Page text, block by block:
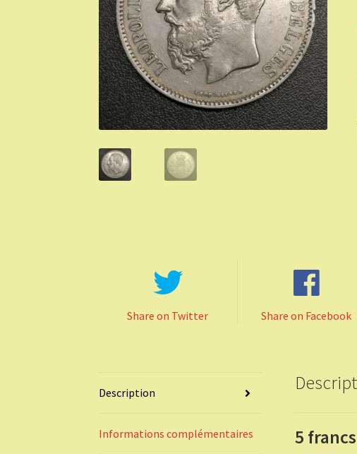
Share on Twitter Share on Facebook
Description
Informations complémentaires
5